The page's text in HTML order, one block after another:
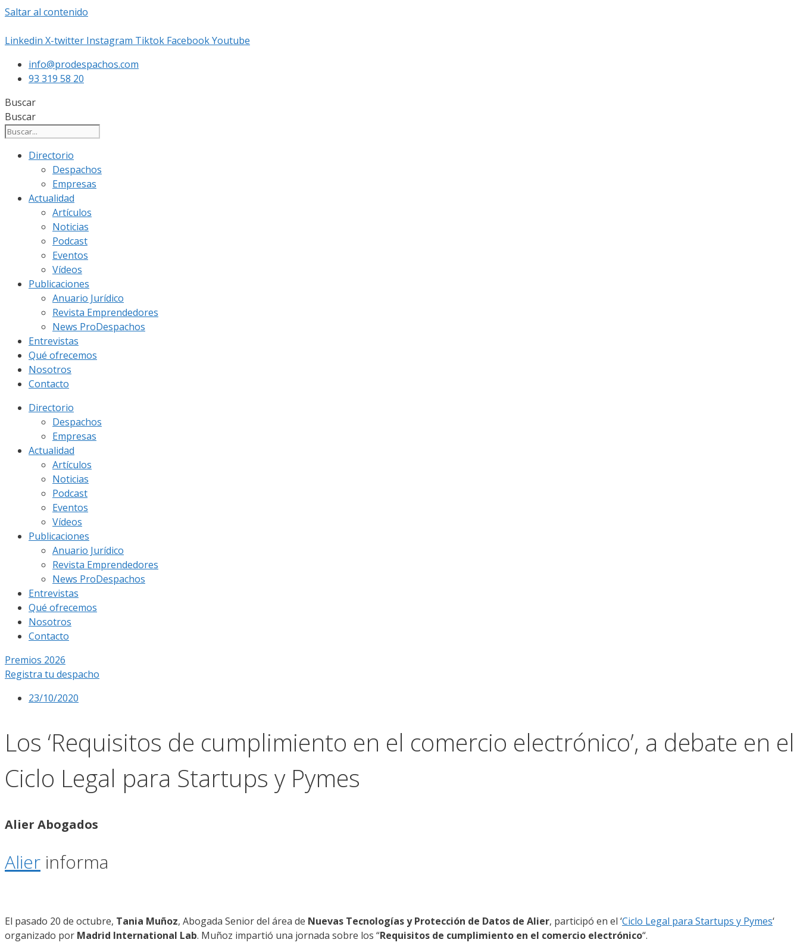
Saltar al contenido
Linkedin X-twitter Instagram Tiktok FacebookYoutube
info@prodespachos.com
93 319 58 20
Buscar
Buscar
Directorio
Despachos
Empresas
Actualidad
Artículos
Noticias
Podcast
Eventos
Vídeos
Publicaciones
Anuario Jurídico
Revista Emprendedores
News ProDespachos
Entrevistas
Qué ofrecemos
Nosotros
Contacto
Directorio
Despachos
Empresas
Actualidad
Artículos
Noticias
Podcast
Eventos
Vídeos
Publicaciones
Anuario Jurídico
Revista Emprendedores
News ProDespachos
Entrevistas
Qué ofrecemos
Nosotros
Contacto
Premios 2026
Registra tu despacho
23/10/2020
Los ‘Requisitos de cumplimiento en el comercio electrónico’, a debate en el
Ciclo Legal para Startups y Pymes
Alier Abogados
Alier informa
El pasado 20 de octubre, Tania Muñoz, Abogada Senior del área de Nuevas Tecnologías y Protección de Datos de Alier, participó en el ‘Ciclo Legal para Startups y Pymes‘
organizado por Madrid International Lab. Muñoz impartió una jornada sobre los “Requisitos de cumplimiento en el comercio electrónico“.